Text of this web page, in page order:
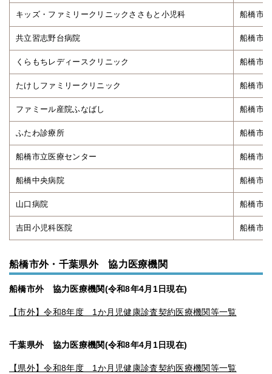
キッズ・ファミリークリニックささもと小児科 船橋市
共立習志野台病院 船橋市
くらもちレディースクリニック 船橋市
たけしファミリークリニック 船橋市
ファミール産院ふなばし 船橋市
ふたわ診療所 船橋市
船橋市立医療センター 船橋市
船橋中央病院 船橋市
山口病院 船橋市
吉田小児科医院 船橋市
船橋市外・千葉県外 協力医療機関
船橋市外 協力医療機関(令和8年4月1日現在)
【市外】令和8年度 1か月児健康診査契約医療機関等一覧
千葉県外 協力医療機関(令和8年4月1日現在)
【県外】令和8年度 1か月児健康診査契約医療機関等一覧